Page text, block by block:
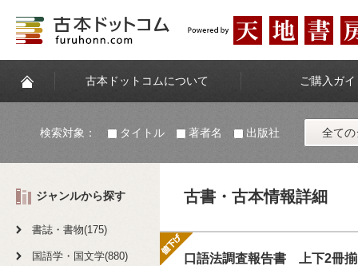
古本ドットコムについて ご購入ガ
検索対象： タイトル 著者名 出版社 全て
ジャンルから探す
書誌・書物(175)
国語学・国文学(880)
古書・古本情報詳細
口語法調査報告書 上下2冊揃